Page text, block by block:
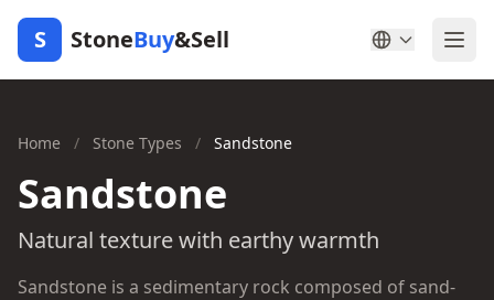
S StoneBuy&Sell
Home / Stone Types / Sandstone
Sandstone
Natural texture with earthy warmth
Sandstone is a sedimentary rock composed of sand-